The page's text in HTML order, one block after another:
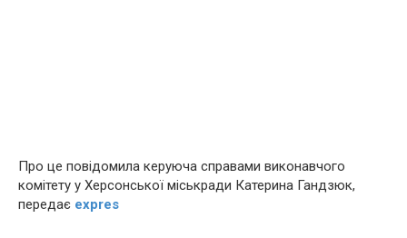
Про це повідомила керуюча справами виконавчого
комітету у Херсонської міськради Катерина Гандзюк,
передає expres